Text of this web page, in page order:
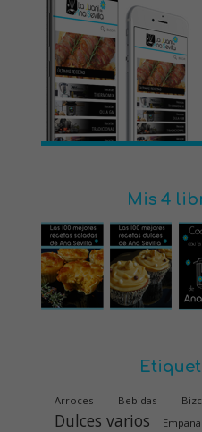
Mis 4
Arroces Bebidas
Dulces varios